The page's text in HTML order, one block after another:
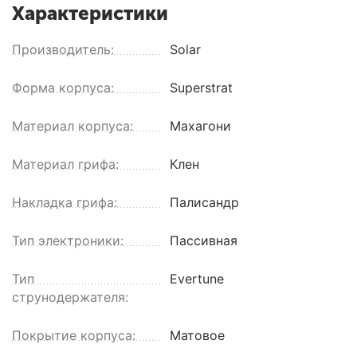
Характеристики
Производитель: Solar
Форма корпуса: Superstrat
Материал корпуса: Махагони
Материал грифа: Клен
Накладка грифа: Палисандр
Тип электроники: Пассивная
Тип
струнодержателя:
Evertune
Покрытие корпуса: Матовое